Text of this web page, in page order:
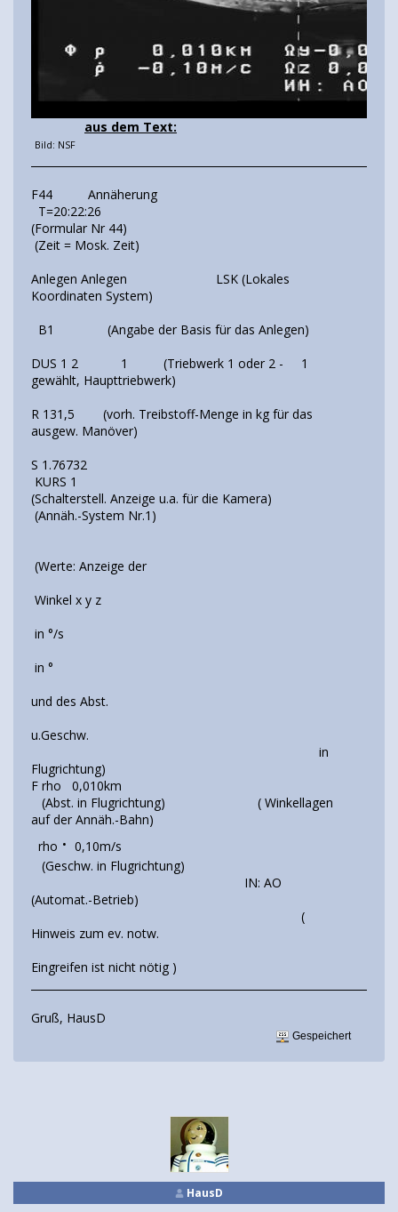
aus dem Text:
Bild: NSF
F44 Annäherung
T=20:22:26
(Formular Nr 44)
(Zeit = Mosk. Zeit)
Anlegen Anlegen LSK (Lokales
Koordinaten System)
B1 (Angabe der Basis für das Anlegen)
DUS 1 2 1 (Triebwerk 1 oder 2 - 1
gewählt, Haupttriebwerk)
R 131,5 (vorh. Treibstoff-Menge in kg für das
ausgew. Manöver)
S 1.76732
KURS 1
(Schalterstell. Anzeige u.a. für die Kamera)
(Annäh.-System Nr.1)
(Werte: Anzeige der
Winkel x y z
in °/s
in °
und des Abst.
u.Geschw.
in
Flugrichtung)
F rho 0,010km
(Abst. in Flugrichtung) ( Winkellagen
auf der Annäh.-Bahn)
rho . 0,10m/s
(Geschw. in Flugrichtung)
IN: AO
(Automat.-Betrieb)
(
Hinweis zum ev. notw.
Eingreifen ist nicht nötig )
Gruß, HausD
Gespeichert
HausD